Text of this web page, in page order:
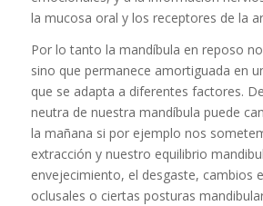
la mucosa oral y los receptores de la
Por lo tanto la mandíbula en reposo
sino que permanece amortiguada en
que se adapta a diferentes factores.
neutra de nuestra mandíbula puede
la mañana si por ejemplo nos
extracción y nuestro equilibrio
envejecimiento, el desgaste, cambios
oclusales o ciertas posturas